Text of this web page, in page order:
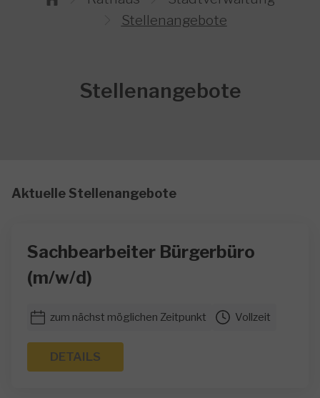
Stellenangebote
Stellenangebote
Aktuelle Stellenangebote
Sachbearbeiter Bürgerbüro
(m/w/d)
zum nächst möglichen Zeitpunkt Vollzeit
DETAILS